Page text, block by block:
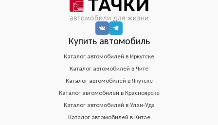
Купить автомобиль
Каталог автомобилей в Иркутске
Каталог автомобилей в Чите
Каталог автомобилей в Якутске
Каталог автомобилей в Красноярске
Каталог автомобилей в Улан-Удэ
Каталог автомобилей в Китае